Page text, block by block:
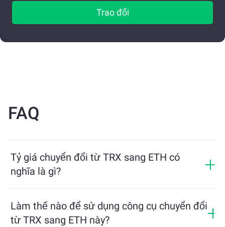
Trao đổi
FAQ
Tỷ giá chuyển đổi từ TRX sang ETH có
nghĩa là gì?
nhiêu ETH khi đổi lấy TRX. Tỷ giá này dao động theo
điều kiện thị trường, cung và cầu, và tính thanh khoản.
Làm thế nào để sử dụng công cụ chuyển đổi
từ TRX sang ETH này?